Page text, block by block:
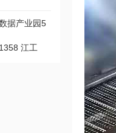
据产业园5
江工